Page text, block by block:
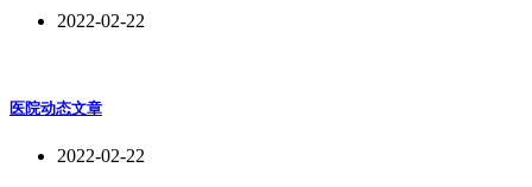
2022-02-22
医院动态文章
2022-02-22